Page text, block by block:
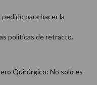
para hacer la
politicas de retracto.
Quirúrgico: No solo es